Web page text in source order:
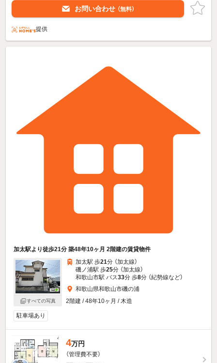
お問い合わせ （無料）
提供
加太駅より徒歩21分 築48年10ヶ月 2階建の賃貸物件
すべての写真
加太駅 歩21分 （加太線）
磯ノ浦駅 歩25分 （加太線）
和歌山市駅 バス33分 歩8分 （紀勢線など）
和歌山県和歌山市磯の浦
2階建 / 48年10ヶ月 / 木造
駐車場あり
4万円
（管理費不要）